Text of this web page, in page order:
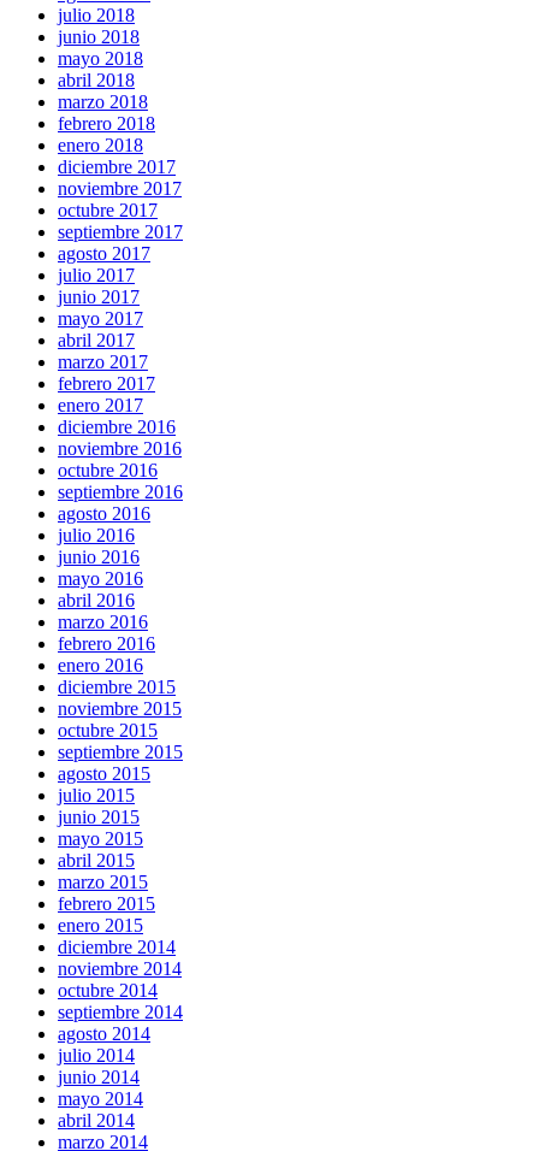
julio 2018
junio 2018
mayo 2018
abril 2018
marzo 2018
febrero 2018
enero 2018
diciembre 2017
noviembre 2017
octubre 2017
septiembre 2017
agosto 2017
julio 2017
junio 2017
mayo 2017
abril 2017
marzo 2017
febrero 2017
enero 2017
diciembre 2016
noviembre 2016
octubre 2016
septiembre 2016
agosto 2016
julio 2016
junio 2016
mayo 2016
abril 2016
marzo 2016
febrero 2016
enero 2016
diciembre 2015
noviembre 2015
octubre 2015
septiembre 2015
agosto 2015
julio 2015
junio 2015
mayo 2015
abril 2015
marzo 2015
febrero 2015
enero 2015
diciembre 2014
noviembre 2014
octubre 2014
septiembre 2014
agosto 2014
julio 2014
junio 2014
mayo 2014
abril 2014
marzo 2014